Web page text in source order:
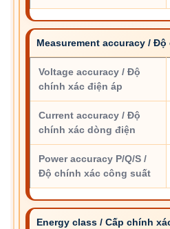
Measurement accuracy /
Voltage accuracy / Độ
chính xác điện áp
Current accuracy / Độ
chính xác dòng điện
Power accuracy P/Q/S /
Độ chính xác công suất
Energy class / Cấp chính